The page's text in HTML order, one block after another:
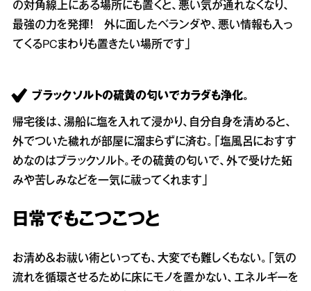
の対角線上にある場所にも置くと、悪い気が通れなくなり、
最強の力を発揮！ 外に面したベランダや、悪い情報も入っ
てくるPCまわりも置きたい場所です」
ブラックソルトの硫黄の匂いでカラダも浄化。
帰宅後は、湯船に塩を入れて浸かり、自分自身を清めると、
外でついた穢れが部屋に溜まらずに済む。「塩風呂におすす
めなのはブラックソルト。その硫黄の匂いで、外で受けた妬
みや苦しみなどを一気に祓ってくれます」
日常でもこつこつと
お清め＆お祓い術といっても、大変でも難しくもない。「気の
流れを循環させるために床にモノを置かない、エネルギーを